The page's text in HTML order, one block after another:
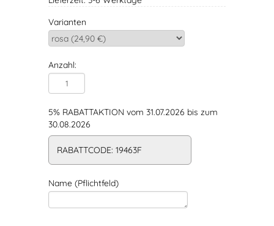
Varianten
Anzahl:
5% RABATTAKTION vom 31.07.2026 bis zum
30.08.2026
RABATTCODE: 19463F
Name (Pflichtfeld)